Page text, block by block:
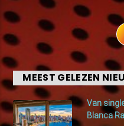
MEEST GELEZEN
Van
Blanca